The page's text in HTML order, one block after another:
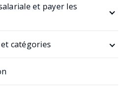
et payer les
des primes
catégories
moyen